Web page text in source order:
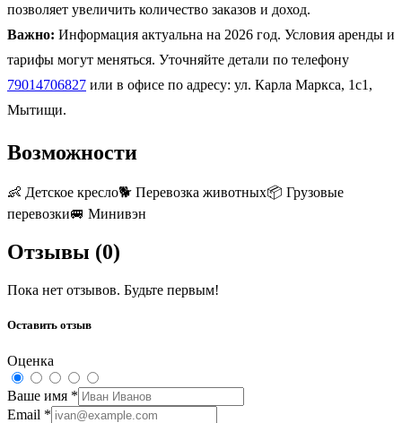
позволяет увеличить количество заказов и доход.
Важно: Информация актуальна на 2026 год. Условия аренды и
тарифы могут меняться. Уточняйте детали по телефону
79014706827 или в офисе по адресу: ул. Карла Маркса, 1с1,
Мытищи.
Возможности
👶 Детское кресло🐕 Перевозка животных📦 Грузовые
перевозки🚐 Минивэн
Отзывы (0)
Пока нет отзывов. Будьте первым!
Оставить отзыв
Оценка
Ваше имя *
Email *